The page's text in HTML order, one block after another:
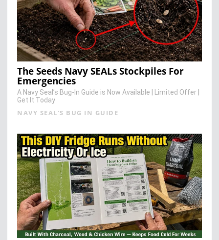
The Seeds Navy SEALs Stockpiles For
Emergencies
A Navy Seal’s Bug-In Guide is Now Available | Limited Offer |
Get It Today
NAVY SEAL'S BUG IN GUIDE